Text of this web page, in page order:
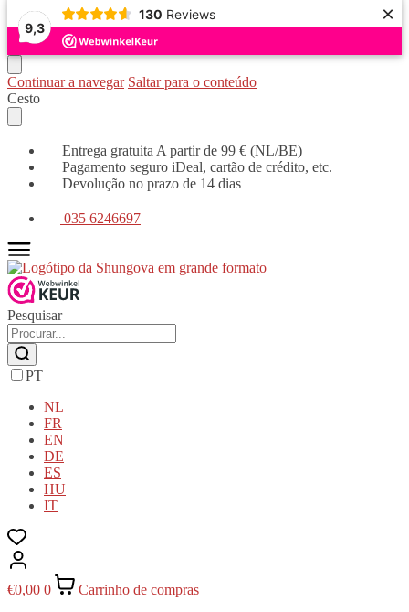
9,3
130 Reviews ×
Continuar a navegar Saltar para o conteúdo
Cesto
Entrega gratuita A partir de 99 € (NL/BE)
Pagamento seguro iDeal, cartão de crédito, etc.
Devolução no prazo de 14 dias
035 6246697
Pesquisar
PT
NL
FR
EN
DE
ES
HU
IT
€0,00 0
Carrinho de compras